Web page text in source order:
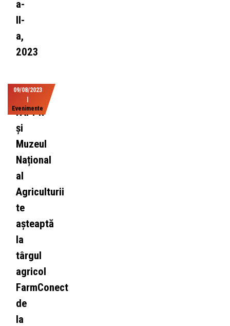
a-
II-
a,
2023
09/08/2023
Evenimente
FAPPR
și
Muzeul
Național
al
Agriculturii
te
așteaptă
la
târgul
agricol
FarmConect
de
la